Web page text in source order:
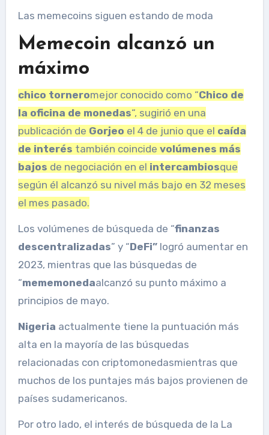
Las memecoins siguen estando de moda
Memecoin alcanzó un
máximo
chico torneromejor conocido como “Chico de
la oficina de monedas“, sugirió en una
publicación de Gorjeo el 4 de junio que el caída
de interés también coincide volúmenes más
bajos de negociación en el intercambiosque
según él alcanzó su nivel más bajo en 32 meses
el mes pasado.
Los volúmenes de búsqueda de “finanzas
descentralizadas” y “DeFi”logró aumentar en
2023, mientras que las búsquedas de
“mememonedaalcanzó su punto máximo a
principios de mayo.
Nigeria actualmente tiene la puntuación más
alta en la mayoría de las búsquedas
relacionadas con criptomonedasmientras que
muchos de los puntajes más bajos provienen de
países sudamericanos.
Por otro lado, el interés de búsqueda de la La